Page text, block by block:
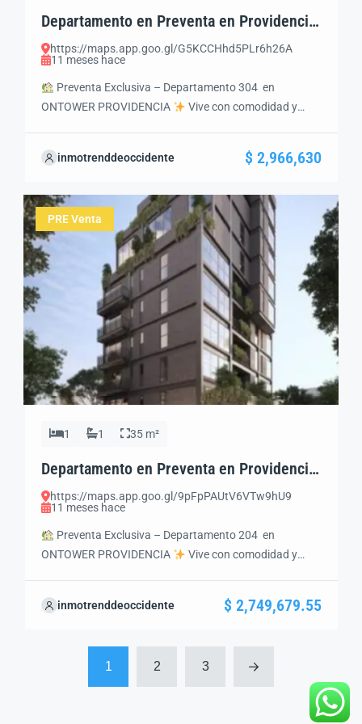
Departamento en Preventa en Providencia,
Guadalajara | 1 Recámara y Amenidades
https://maps.app.goo.gl/G5KCCHhd5PLr6h26A
11 meses hace
Preventa Exclusiva – Departamento 304 en
ONTOWER PROVIDENCIA
Vive con comodidad y
moderno, acabados de calidad y un esquema de pago
Zona residencial de alto nivel en Guadalajara Rodeada
de restaurantes, cafeterías […]
inmotrenddeoccidente $ 2,966,630
PRE Venta
1 1 35 m²
Departamento en Preventa en Providencia,
Guadalajara | 1 Recámara y Amenidades
https://maps.app.goo.gl/9pFpPAUtV6VTw9hU9
11 meses hace
Preventa Exclusiva – Departamento 204 en
ONTOWER PROVIDENCIA
Vive con comodidad y
moderno, acabados de calidad y un esquema de pago
de restaurantes, cafeterías […]
inmotrenddeoccidente $ 2,749,679.55
1 2 3